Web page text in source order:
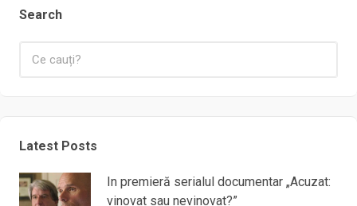
Search
Latest Posts
In premieră serialul documentar „Acuzat:
vinovat sau nevinovat?”